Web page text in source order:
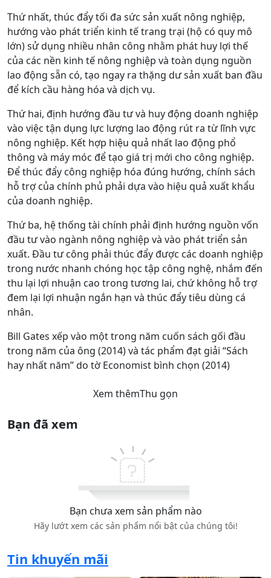
Thứ nhất, thúc đẩy tối đa sức sản xuất nông nghiệp,
hướng vào phát triển kinh tế trang trại (hộ có quy mô
lớn) sử dụng nhiều nhân công nhằm phát huy lợi thế
của các nền kinh tế nông nghiệp và toàn dụng nguồn
lao động sẵn có, tạo ngay ra thặng dư sản xuất ban đầu
để kích cầu hàng hóa và dịch vụ.
Thứ hai, định hướng đầu tư và huy động doanh nghiệp
vào việc tận dụng lực lượng lao động rút ra từ lĩnh vực
nông nghiệp. Kết hợp hiệu quả nhất lao động phổ
thông và máy móc để tạo giá trị mới cho công nghiệp.
Để thúc đẩy công nghiệp hóa đúng hướng, chính sách
hỗ trợ của chính phủ phải dựa vào hiệu quả xuất khẩu
của doanh nghiệp.
Thứ ba, hệ thống tài chính phải định hướng nguồn vốn
đầu tư vào ngành nông nghiệp và vào phát triển sản
xuất. Đầu tư công phải thúc đẩy được các doanh nghiệp
trong nước nhanh chóng học tập công nghệ, nhắm đến
thu lại lợi nhuận cao trong tương lai, chứ không hỗ trợ
đem lại lợi nhuận ngắn hạn và thúc đẩy tiêu dùng cá
nhân.
Bill Gates xếp vào một trong năm cuốn sách gối đầu
trong năm của ông (2014) và tác phẩm đạt giải “Sách
hay nhất năm” do tờ Economist bình chọn (2014)
Xem thêmThu gọn
Bạn đã xem
Bạn chưa xem sản phẩm nào
Hãy lướt xem các sản phẩm nổi bật của chúng tôi!
Tin khuyến mãi